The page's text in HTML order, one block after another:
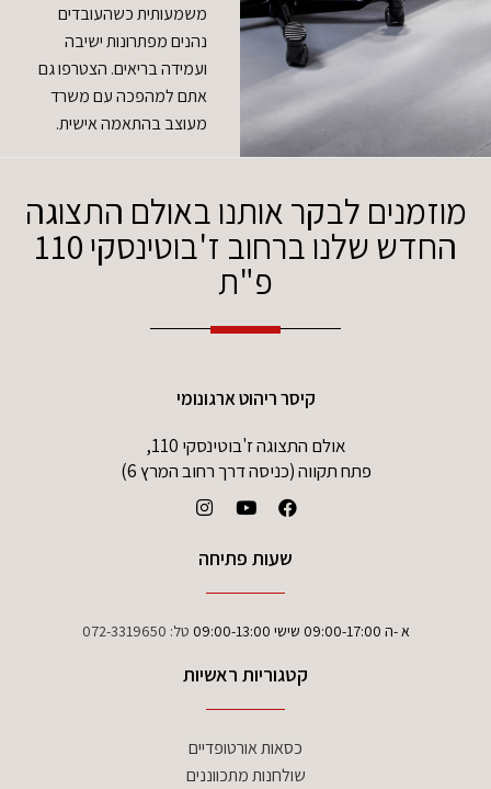
משמעותית כשהעובדים
נהנים מפתרונות ישיבה
ועמידה בריאים. הצטרפו גם
אתם למהפכה עם משרד
מעוצב בהתאמה אישית.
מוזמנים לבקר אותנו באולם התצוגה
החדש שלנו ברחוב ז'בוטינסקי 110
פ"ת
קיסר ריהוט ארגונומי
אולם התצוגה ז'בוטינסקי 110,
פתח תקווה (כניסה דרך רחוב המרץ 6)
שעות פתיחה
א -ה 09:00-17:00 שישי 09:00-13:00 טל: 072-3319650
קטגוריות ראשיות
כסאות אורטופדיים
שולחנות מתכווננים